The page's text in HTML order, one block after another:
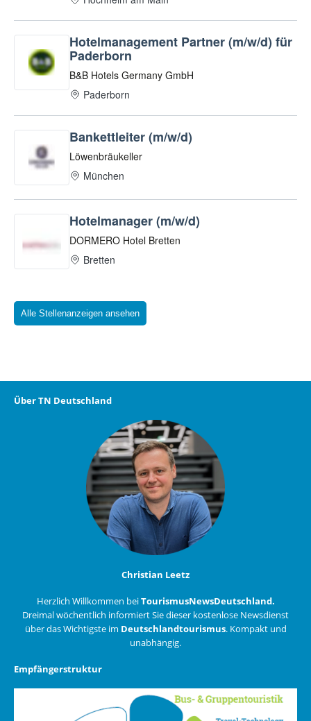
Alle Stellenanzeigen ansehen
Über TN Deutschland
Christian Leetz
Herzlich Willkommen beiTourismusNewsDeutschland.
Dreimal wöchentlich informiert Sie dieser kostenlose Newsdienst
über das Wichtigste im Deutschlandtourismus. Kompakt und
unabhängig.
Empfängerstruktur